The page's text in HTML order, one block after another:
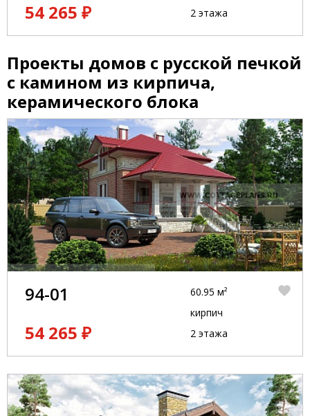
54 265 ₽
2 этажа
Проекты домов с русской печкой
с камином из кирпича,
керамического блока
94-01
54 265 ₽
60.95 м²
кирпич
2 этажа